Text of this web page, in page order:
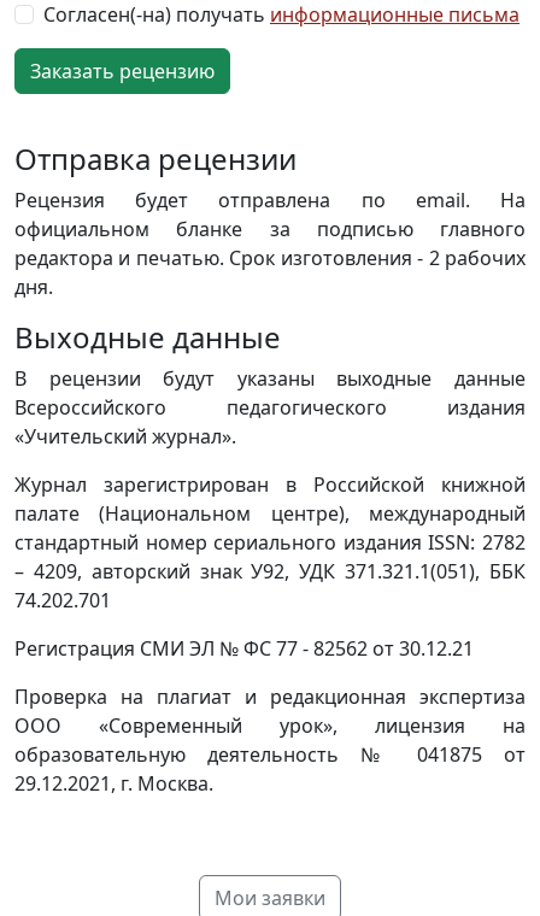
Согласен(-на) получать информационные письма
Отправка рецензии
Рецензия будет отправлена по email. На
официальном бланке за подписью главного
редактора и печатью. Срок изготовления - 2 рабочих
дня.
Выходные данные
В рецензии будут указаны выходные данные
Всероссийского педагогического издания
«Учительский журнал».
Журнал зарегистрирован в Российской книжной
палате (Национальном центре), международный
стандартный номер сериального издания ISSN: 2782
– 4209, авторский знак У92, УДК 371.321.1(051), ББК
74.202.701
Регистрация СМИ ЭЛ № ФС 77 - 82562 от 30.12.21
Проверка на плагиат и редакционная экспертиза
ООО «Современный урок», лицензия на
образовательную деятельность № 041875 от
29.12.2021, г. Москва.
Мои заявки